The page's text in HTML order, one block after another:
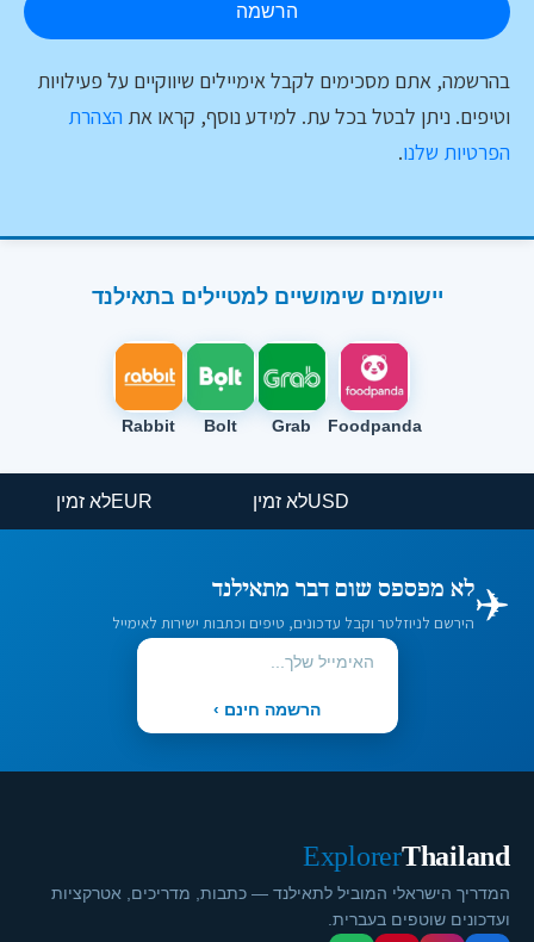
הרשמה
בהרשמה, אתם מסכימים לקבל אימיילים שיווקיים על פעילויות
וטיפים. ניתן לבטל בכל עת. למידע נוסף, קראו את הצהרת
הפרטיות שלנו.
יישומים שימושיים למטיילים בתאילנד
Foodpanda
Grab
Bolt
Rabbit
USDלא זמין EURלא זמין
✈️לא מפספס שום דבר מתאילנד
הירשם לניוזלטר וקבל עדכונים, טיפים וכתבות ישירות לאימייל
הרשמה חינם ›
Thailand
Explorer
המדריך הישראלי המוביל לתאילנד — כתבות, מדריכים, אטרקציות
ועדכונים שוטפים בעברית.